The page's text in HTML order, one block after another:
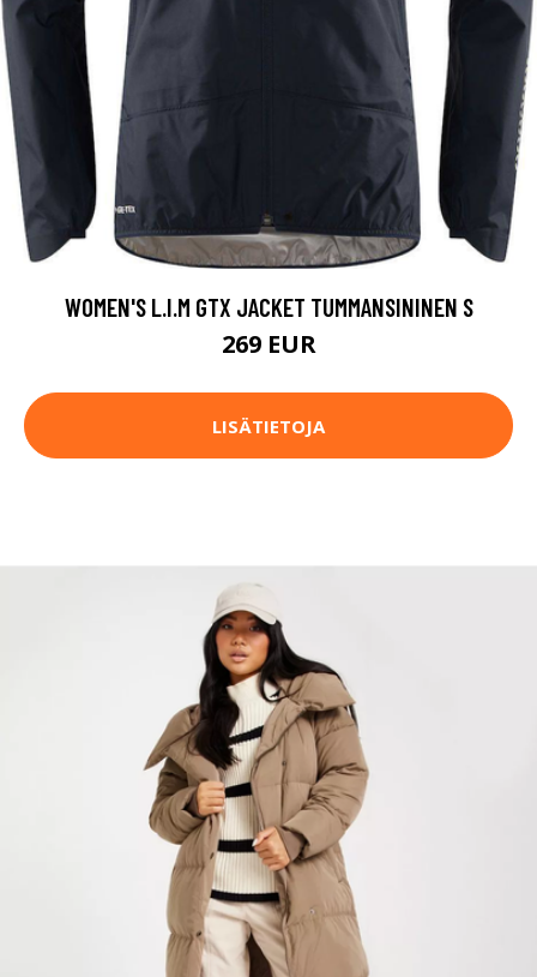
WOMEN'S L.I.M GTX JACKET TUMMANSININEN S
269 EUR
LISÄTIETOJA